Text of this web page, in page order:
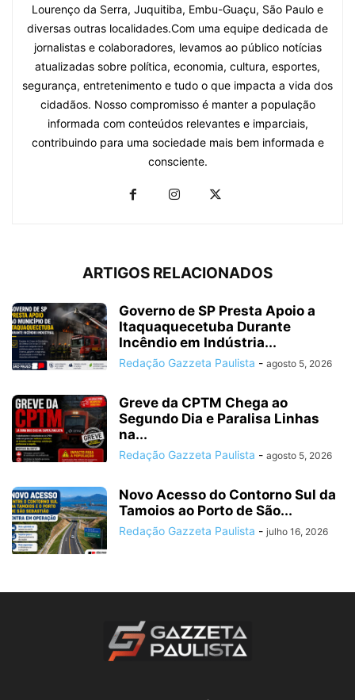
Lourenço da Serra, Juquitiba, Embu-Guaçu, São Paulo e
diversas outras localidades.Com uma equipe dedicada de
jornalistas e colaboradores, levamos ao público notícias
atualizadas sobre política, economia, cultura, esportes,
segurança, entretenimento e tudo o que impacta a vida dos
cidadãos. Nosso compromisso é manter a população
informada com conteúdos relevantes e imparciais,
contribuindo para uma sociedade mais bem informada e
consciente.
ARTIGOS RELACIONADOS
Governo de SP Presta Apoio a
Itaquaquecetuba Durante
Incêndio em Indústria...
Redação Gazzeta Paulista - agosto 5, 2026
Greve da CPTM Chega ao
Segundo Dia e Paralisa Linhas
na...
Redação Gazzeta Paulista - agosto 5, 2026
Novo Acesso do Contorno Sul da
Tamoios ao Porto de São...
Redação Gazzeta Paulista - julho 16, 2026